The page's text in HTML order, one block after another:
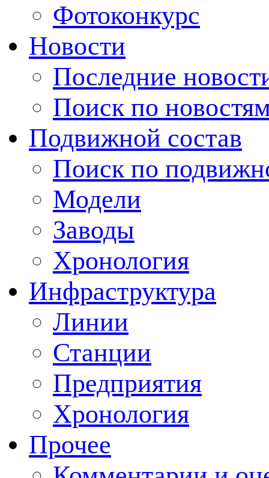
Фотоконкурс
Новости
Последние
Поиск по
Подвижной состав
Поиск по
Модели
Заводы
Хронология
Инфраструктура
Линии
Станции
Предприятия
Хронология
Прочее